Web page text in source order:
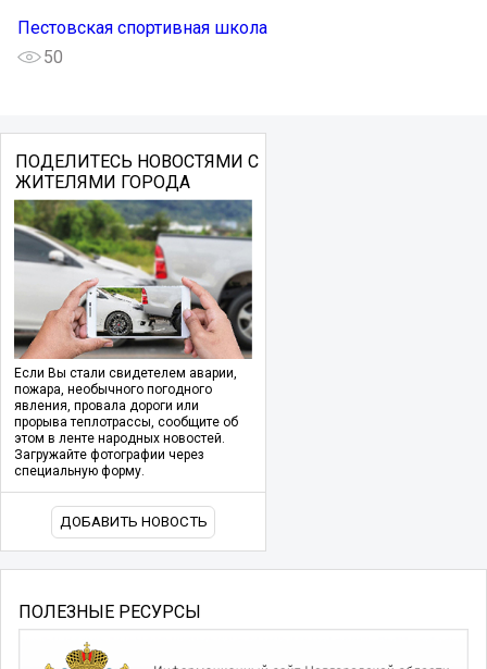
Пестовская спортивная школа
50
ПОДЕЛИТЕСЬ НОВОСТЯМИ С
ЖИТЕЛЯМИ ГОРОДА
Если Вы стали свидетелем аварии,
пожара, необычного погодного
явления, провала дороги или
прорыва теплотрассы, сообщите об
этом в ленте народных новостей.
Загружайте фотографии через
специальную форму.
ДОБАВИТЬ НОВОСТЬ
ПОЛЕЗНЫЕ РЕСУРСЫ